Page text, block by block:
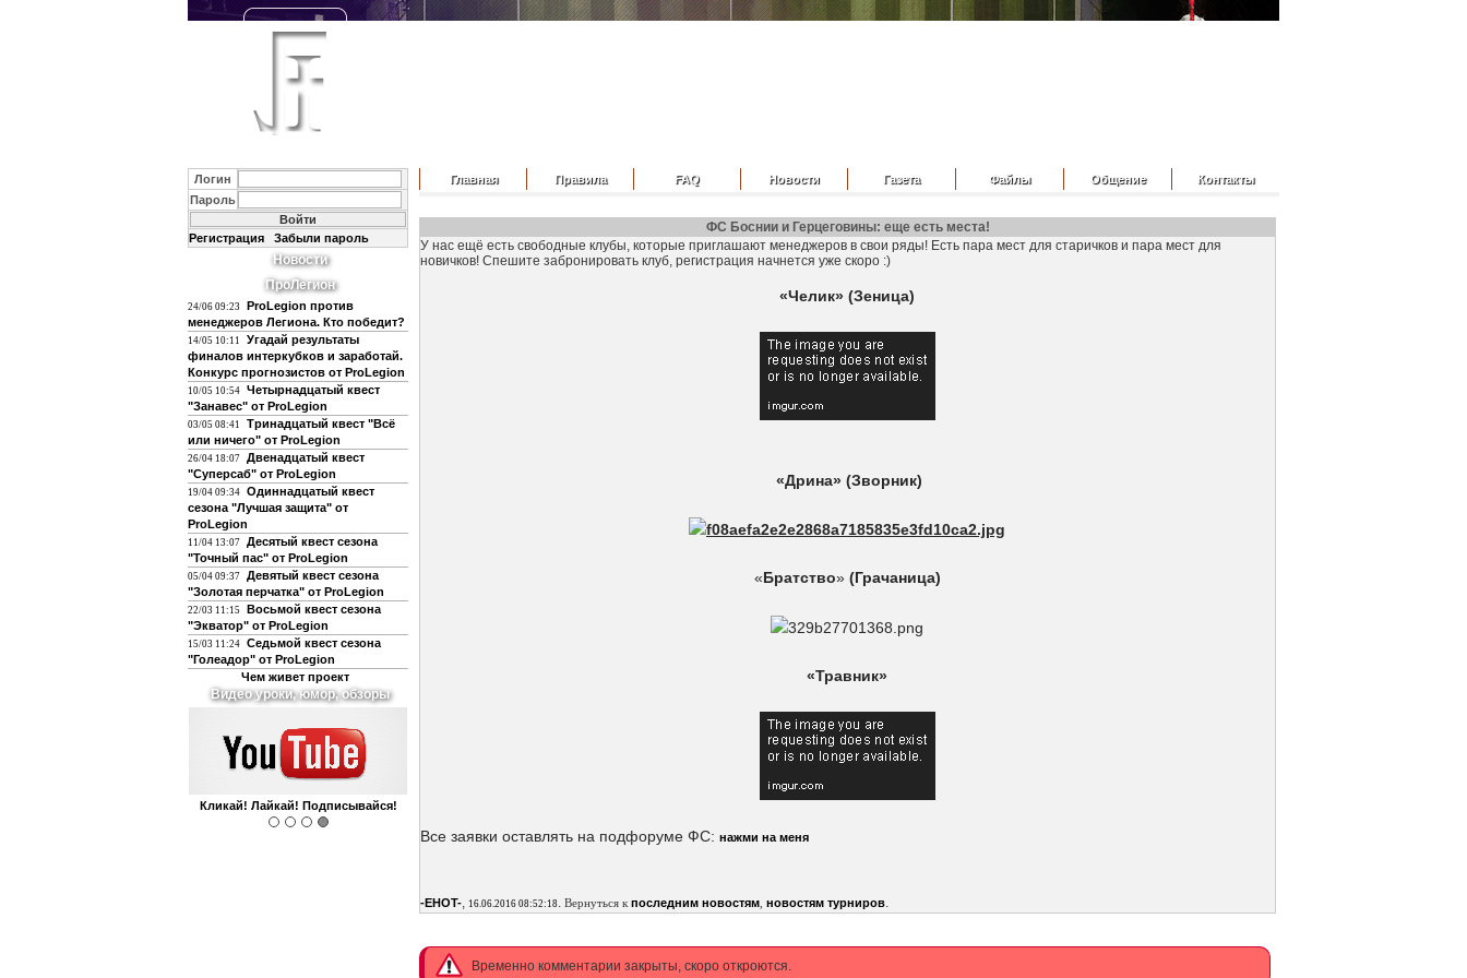
Логин
Пароль
Регистрация Забыли пароль
Новости
ПроЛегион
24/06 09:23
ProLegion против
менеджеров Легиона. Кто победит?
14/05 10:11
Угадай результаты
финалов интеркубков и заработай.
Конкурс прогнозистов от ProLegion
10/05 10:54 Четырнадцатый квест
"Занавес" от ProLegion
03/05 08:41
Тринадцатый квест "Всё
или ничего" от ProLegion
26/04 18:07 Двенадцатый квест
"Суперсаб" от ProLegion
19/04 09:34 Одиннадцатый квест
сезона "Лучшая защита" от
ProLegion
11/04 13:07 Десятый квест сезона
"Точный пас" от ProLegion
05/04 09:37 Девятый квест сезона
"Золотая перчатка" от ProLegion
22/03 11:15
Восьмой квест сезона
"Экватор" от ProLegion
15/03 11:24 Седьмой квест сезона
"Голеадор" от ProLegion
Чем живет проект
Видео уроки, юмор, обзоры
Кликай! Лайкай! Подписывайся!
Главная Правила FAQ Новости Газета Файлы Общение Контакты
ФС Боснии и Герцеговины: еще есть места!
У нас ещё есть свободные клубы, которые приглашают менеджеров в свои ряды! Есть пара мест для старичков и пара мест для
новичков! Спешите забронировать клуб, регистрация начнется уже скоро :)
«Челик» (Зеница)
«Дрина» (Зворник)
«Братство» (Грачаница)
«Травник»
Все заявки оставлять на подфоруме ФС: нажми на меня
-EHOT- 16.06.2016 08:52:18 Вернуться к последним новостям новостям турниров
Временно комментарии закрыты, скоро откроются.